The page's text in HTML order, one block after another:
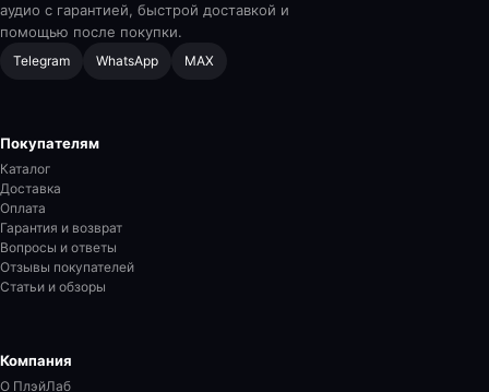
аудио с гарантией, быстрой доставкой и
помощью после покупки.
Telegram WhatsApp MAX
Покупателям
Каталог
Доставка
Оплата
Гарантия и возврат
Вопросы и ответы
Отзывы покупателей
Статьи и обзоры
Компания
О ПлэйЛаб